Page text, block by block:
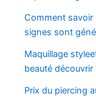
Comment savoir
signes sont
Maquillage
beauté découvrir
Prix du piercing